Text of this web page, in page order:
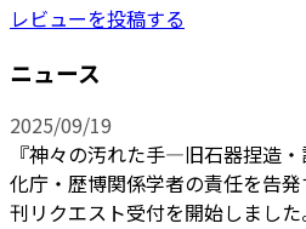
レビューを投稿する
ニュース
2025/09/19
『神々の汚れた手―旧石器捏造
化庁・歴博関係学者の責任を告
刊リクエスト受付を開始しました